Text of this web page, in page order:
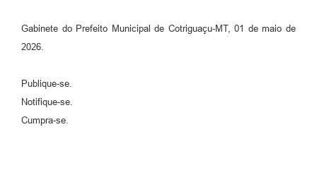
Gabinete do Prefeito Municipal de Cotriguaçu-MT, 01 de maio de
2026.
Publique-se.
Notifique-se.
Cumpra-se.